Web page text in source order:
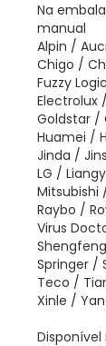
Na
manual
Alpin /
Chigo /
Fuzzy
Electrolux
Goldstar /
Huamei /
Jinda /
LG /
Mitsubishi
Raybo /
Virus
Springer /
Teco /
Xinle /
Disponível